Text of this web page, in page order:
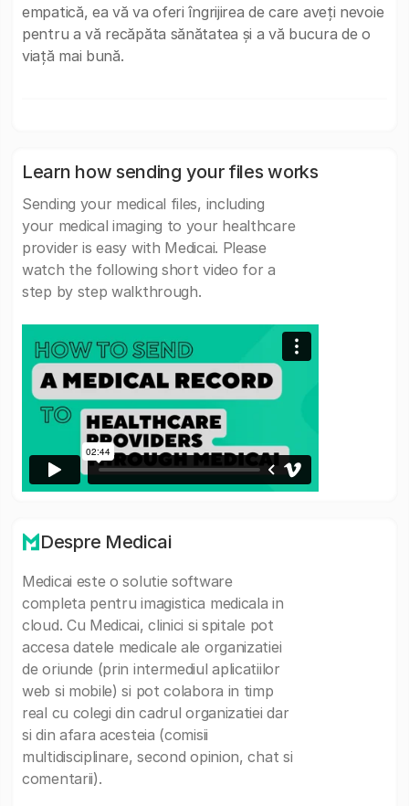
empatică, ea vă va oferi îngrijirea de care aveți nevoie
pentru a vă recăpăta sănătatea și a vă bucura de o
viață mai bună.
Learn how sending your files works
Sending your medical files, including
your medical imaging to your healthcare
provider is easy with Medicai. Please
watch the following short video for a
step by step walkthrough.
Despre Medicai
Medicai este o solutie software
completa pentru imagistica medicala in
cloud. Cu Medicai, clinici si spitale pot
accesa datele medicale ale organizatiei
de oriunde (prin intermediul aplicatiilor
web si mobile) si pot colabora in timp
real cu colegi din cadrul organizatiei dar
si din afara acesteia (comisii
multidisciplinare, second opinion, chat si
comentarii).